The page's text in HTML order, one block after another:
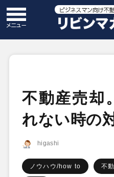
不動産売却
れない時の
higashi
ノウハウ/how to 不